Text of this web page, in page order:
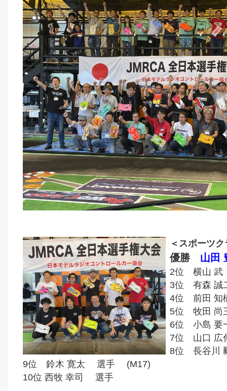
＜スポーツ
優勝 山
2位 横山
3位 有森
4位 前田
5位 牧田
6位 小島
7位 山口
8位 長谷川
9位 鈴木 寛太 選手 (M17)
10位 西牧 幸司 選手